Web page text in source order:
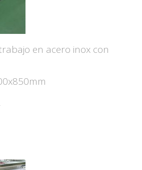
en acero inox con